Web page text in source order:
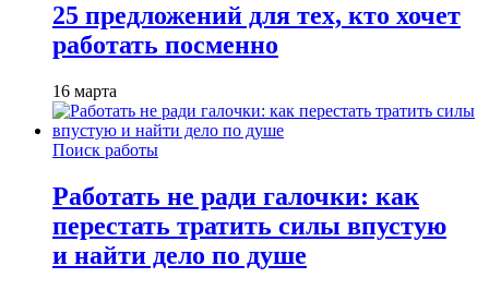
25 предложений для тех, кто хочет
работать посменно
16 марта
Поиск работы
Работать не ради галочки: как
перестать тратить силы впустую
и найти дело по душе